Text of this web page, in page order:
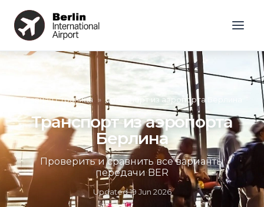
Главная страница » Транспорт из аэропорта Берлина
Транспорт из аэропорта
Берлина
Проверить и сравнить все варианты
передачи BER
Updated19 Jun 2026